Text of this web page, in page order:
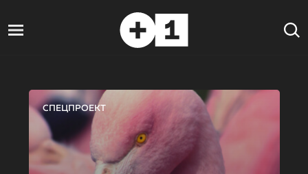
СПЕЦПРОЕКТ